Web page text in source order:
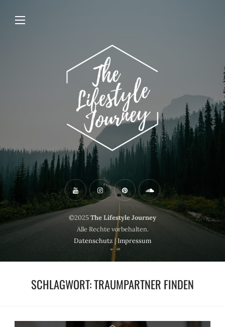
©2025The Lifestyle Journey
Alle Rechte vorbehalten.
Datenschutz|Impressum
SCHLAGWORT:TRAUMPARTNER FINDEN